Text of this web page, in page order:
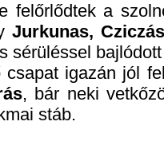
a
Jurkunas,
sérüléssel
igazán jól
, bár neki
stáb.